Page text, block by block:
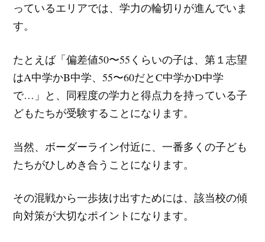
っているエリアでは、学力の輪切りが進んでいま
す。
たとえば「偏差値50〜55くらいの子は、第１志望
はA中学かB中学、55〜60だとC中学かD中学
で…」と、同程度の学力と得点力を持っている子
どもたちが受験することになります。
当然、ボーダーライン付近に、一番多くの子ども
たちがひしめき合うことになります。
その混戦から一歩抜け出すためには、該当校の傾
向対策が大切なポイントになります。